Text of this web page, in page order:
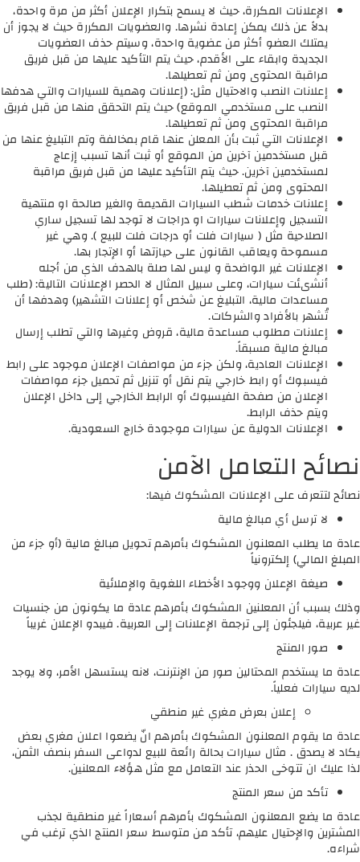
الإعلانات المكررة، حيث لا يسمح بتكرار الإعلان أكثر من مرة واحدة،
بدلاً عن ذلك يمكن إعادة نشرها. والعضويات المكررة حيث لا يجوز أن
يمتلك العضو أكثر من عضوية واحدة، وسيتم حذف العضويات
الجديدة وابقاء على الأقدم، حيث يتم التأكيد عليها من قبل فريق
مراقبة المحتوى ومن ثم تعطيلها.
إعلانات النصب والاحتيال مثل: (إعلانات وهمية للسيارات والتي هدفها
النصب على مستخدمي الموقع) حيث يتم التحقق منها من قبل فريق
مراقبة المحتوى ومن ثم تعطيلها.
الإعلانات التي ثبت بأن المعلن عنها قام بمخالفة وتم التبليغ عنها من
قبل مستخدمين آخرين من الموقع أو ثبت أنها تسبب إزعاج
لمستخدمين آخرين. حيث يتم التأكيد عليها من قبل فريق مراقبة
المحتوى ومن ثم تعطيلها.
إعلانات خدمات شطب السيارات القديمة والغير صالحة او منتهية
التسجيل وإعلانات سيارات او دراجات لا توجد لها تسجيل ساري
الصلاحية مثل ( سيارات فلت أو درجات فلت للبيع ). وهي غير
مسموحة ويعاقب القانون على حيازتها أو الإتجار بها.
الإعلانات غير الواضحة و ليس لها صلة بالهدف الذي من أجله
أنشىئت سيارات، وعلى سبيل المثال لا الحصر الإعلانات التالية: (طلب
مساعدات مالية، التبليغ عن شخص أو إعلانات التشهير) وهدفها أن
تُشهر بالأفراد والشركات.
إعلانات مطلوب مساعدة مالية، قروض وغيرها والتي تطلب إرسال
مبالغ مالية مسبقاً.
الإعلانات العادية، ولكن جزء من مواصفات الإعلان موجود على رابط
فيسبوك أو رابط خارجي يتم نقل أو تنزيل ثم تحميل جزء مواصفات
الإعلان من صفحة الفيسبوك أو الرابط الخارجي إلى داخل الإعلان
ويتم حذف الرابط.
الإعلانات الدولية عن سيارات موجودة خارج السعودية.
نصائح التعامل الآمن
نصائح لتتعرف على الإعلانات المشكوك فيها:
لا ترسل أي مبالغ مالية
عادة ما يطلب المعلنون المشكوك بأمرهم تحويل مبالغ مالية (أو جزء من
المبلغ المالي) إلكترونياً
صيغة الإعلان ووجود الأخطاء اللغوية والإملائية
وذلك بسبب أن المعلنين المشكوك بأمرهم عادة ما يكونون من جنسيات
غير عربية، فيلجئون إلى ترجمة الإعلانات إلى العربية. فيبدو الإعلان غريباً
صور المنتج
عادة ما يستخدم المحتالين صور من الإنترنت، لانه يستسهل الأمر، ولا يوجد
لديه سيارات فعلياً.
إعلان بعرض مغري غير منطقي
عادة ما يقوم المعلنون المشكوك بأمرهم انّ يضعوا اعلان مغري بعض
يكاد لا يصدق . مثال سيارات بحالة رائعة للبيع لدواعى السفر بنصف الثمن،
لذا عليك ان تتوخى الحذر عند التعامل مع مثل هؤلاء المعلنين.
تأكد من سعر المنتج
عادة ما يضع المعلنون المشكوك بأمرهم أسعاراً غير منطقية لجذب
المشترين والإحتيال عليهم، تأكد من متوسط سعر المنتج الذي ترغب في
شراءه.